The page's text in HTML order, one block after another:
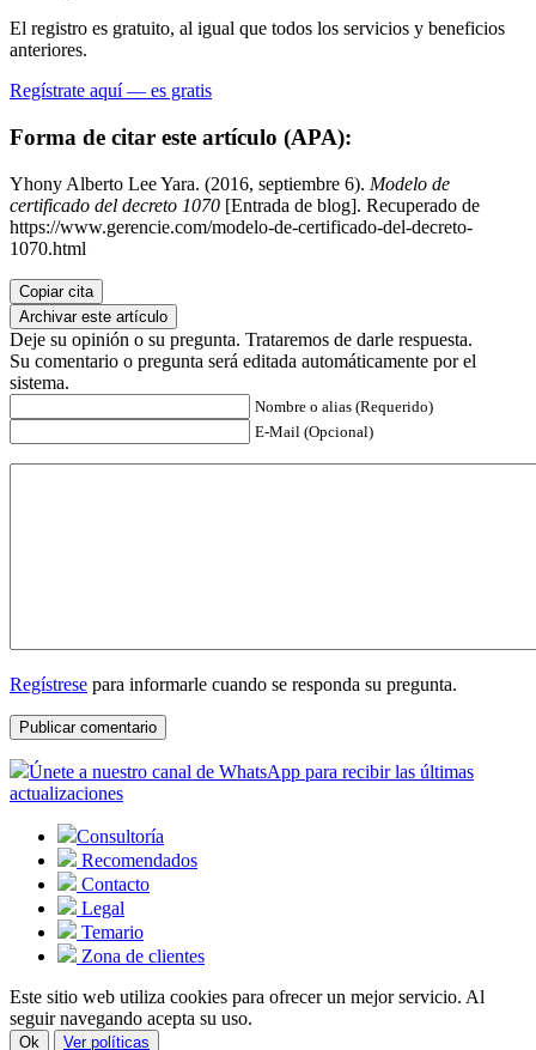
El registro es gratuito, al igual que todos los servicios y beneficios
anteriores.
Regístrate aquí — es gratis
Forma de citar este artículo (APA):
Yhony Alberto Lee Yara. (2016, septiembre 6). Modelo de
certificado del decreto 1070 [Entrada de blog]. Recuperado de
https://www.gerencie.com/modelo-de-certificado-del-decreto-
1070.html
Copiar cita
Archivar este artículo
Deje su opinión o su pregunta. Trataremos de darle respuesta.
Su comentario o pregunta será editada automáticamente por el
sistema.
Nombre o alias (Requerido)
E-Mail (Opcional)
Regístrese para informarle cuando se responda su pregunta.
Únete a nuestro canal de WhatsApp para recibir las últimas
actualizaciones
Consultoría
Recomendados
Contacto
Legal
Temario
Zona de clientes
Este sitio web utiliza cookies para ofrecer un mejor servicio. Al
seguir navegando acepta su uso.
Ok Ver políticas